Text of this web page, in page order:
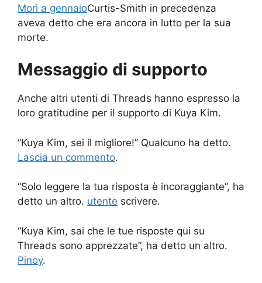
Morì a gennaioCurtis-Smith in precedenza
aveva detto che era ancora in lutto per la sua
morte.
Messaggio di supporto
Anche altri utenti di Threads hanno espresso la
loro gratitudine per il supporto di Kuya Kim.
“Kuya Kim, sei il migliore!” Qualcuno ha detto.
Lascia un commento.
“Solo leggere la tua risposta è incoraggiante”, ha
detto un altro. utente scrivere.
“Kuya Kim, sai che le tue risposte qui su
Threads sono apprezzate”, ha detto un altro.
Pinoy.